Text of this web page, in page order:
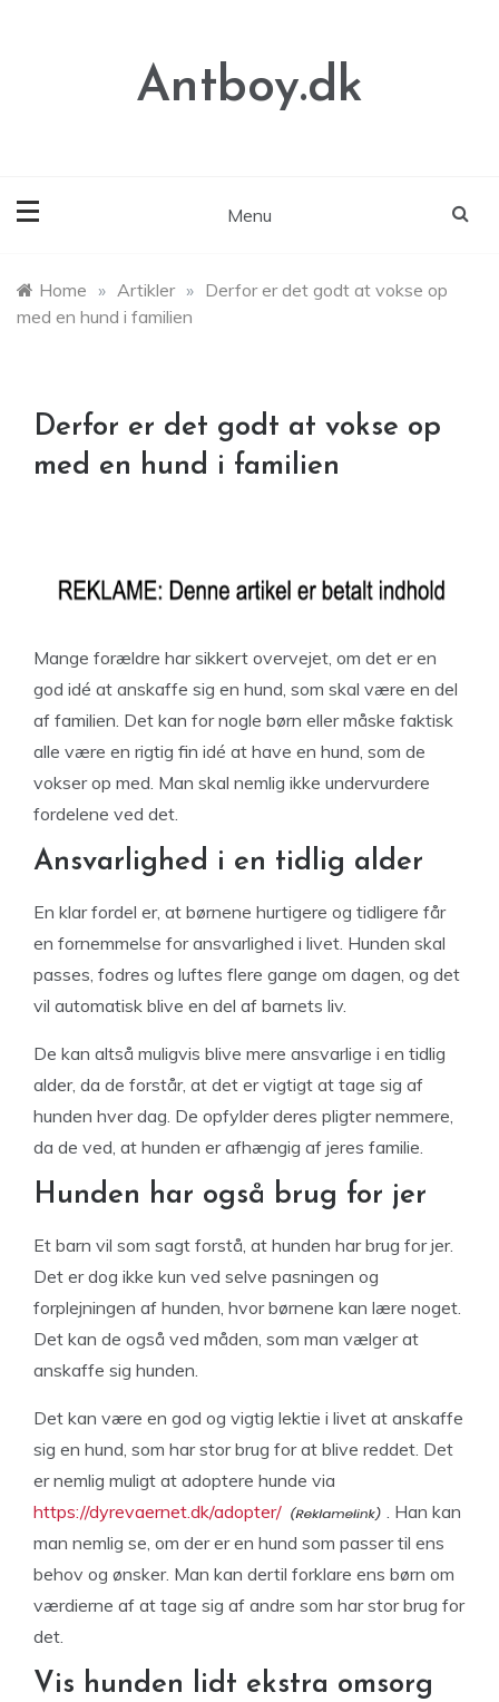
Antboy.dk
Menu
Home » Artikler » Derfor er det godt at vokse op
med en hund i familien
Derfor er det godt at vokse op
med en hund i familien
Mange forældre har sikkert overvejet, om det er en
god idé at anskaffe sig en hund, som skal være en del
af familien. Det kan for nogle børn eller måske faktisk
alle være en rigtig fin idé at have en hund, som de
vokser op med. Man skal nemlig ikke undervurdere
fordelene ved det.
Ansvarlighed i en tidlig alder
En klar fordel er, at børnene hurtigere og tidligere får
en fornemmelse for ansvarlighed i livet. Hunden skal
passes, fodres og luftes flere gange om dagen, og det
vil automatisk blive en del af barnets liv.
De kan altså muligvis blive mere ansvarlige i en tidlig
alder, da de forstår, at det er vigtigt at tage sig af
hunden hver dag. De opfylder deres pligter nemmere,
da de ved, at hunden er afhængig af jeres familie.
Hunden har også brug for jer
Et barn vil som sagt forstå, at hunden har brug for jer.
Det er dog ikke kun ved selve pasningen og
forplejningen af hunden, hvor børnene kan lære noget.
Det kan de også ved måden, som man vælger at
anskaffe sig hunden.
Det kan være en god og vigtig lektie i livet at anskaffe
sig en hund, som har stor brug for at blive reddet. Det
er nemlig muligt at adoptere hunde via
https://dyrevaernet.dk/adopter/
. Han kan
man nemlig se, om der er en hund som passer til ens
behov og ønsker. Man kan dertil forklare ens børn om
værdierne af at tage sig af andre som har stor brug for
det.
Vis hunden lidt ekstra omsorg